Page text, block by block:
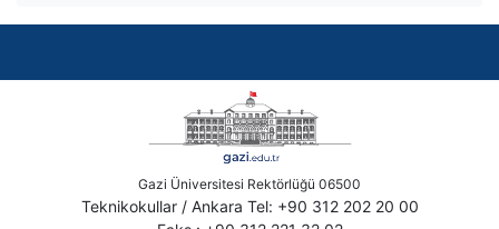
Gazi Üniversitesi Rektörlüğü 06500
Teknikokullar / Ankara Tel: +90 312 202 20 00